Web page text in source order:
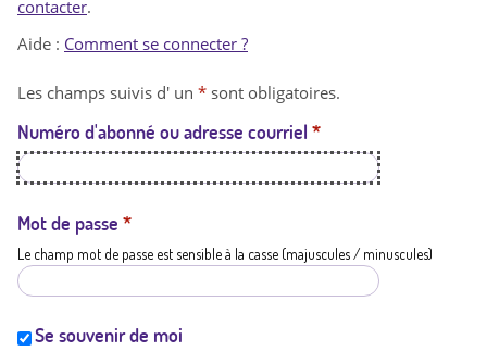
t
a
t
i
contacter.
Aide : Comment se connecter ?
Les champs suivis d' un * sont obligatoires.
Numéro d'abonné ou adresse courriel *
Mot de passe *
Le champ mot de passe est sensible à la casse (majuscules / minuscules)
Se souvenir de moi